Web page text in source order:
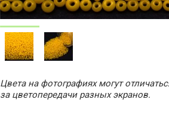
Цвета на фотографиях могут
за цветопередачи разных экранов.